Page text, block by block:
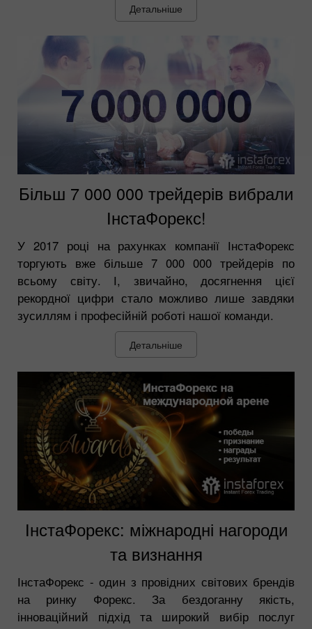
Детальніше
Більш 7 000 000 трейдерів вибрали
ІнстаФорекс!
У 2017 році на рахунках компанії ІнстаФорекс
торгують вже більше 7 000 000 трейдерів по
всьому світу. І, звичайно, досягнення цієї
рекордної цифри стало можливо лише завдяки
зусиллям і професійній роботі нашої команди.
Детальніше
ІнстаФорекс: міжнародні нагороди
та визнання
ІнстаФорекс - один з провідних світових брендів
на ринку Форекс. За бездоганну якість,
інноваційний підхід та широкий вибір послуг